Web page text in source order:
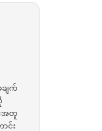
ချက်
အတူ
င်း